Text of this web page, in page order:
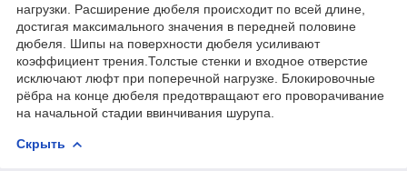
нагрузки. Расширение дюбеля происходит по всей длине,
достигая максимального значения в передней половине
дюбеля. Шипы на поверхности дюбеля усиливают
коэффициент трения.Толстые стенки и входное отверстие
исключают люфт при поперечной нагрузке. Блокировочные
рёбра на конце дюбеля предотвращают его проворачивание
на начальной стадии ввинчивания шурупа.
Скрыть